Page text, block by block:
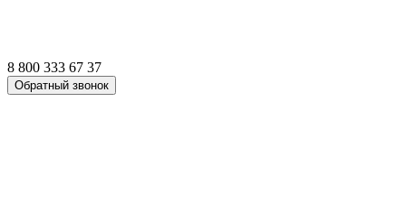
8 800 333 67 37
Обратный звонок